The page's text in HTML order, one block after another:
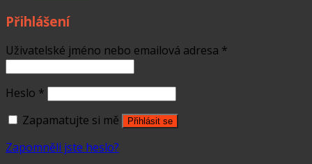
Přihlášení
Uživatelské jméno nebo emailová adresa *
Heslo *
Zapamatujte si mě
Přihlásit se
Zapomněli jste heslo?